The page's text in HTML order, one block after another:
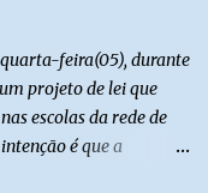
da Saúde e no
feira(05), durante
projeto de lei que
escolas da rede de
é que a